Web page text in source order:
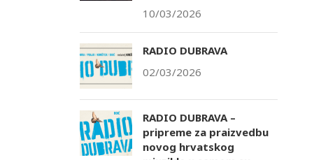
10/03/2026
RADIO DUBRAVA
02/03/2026
RADIO DUBRAVA –
pripreme za praizvedbu
novog hrvatskog